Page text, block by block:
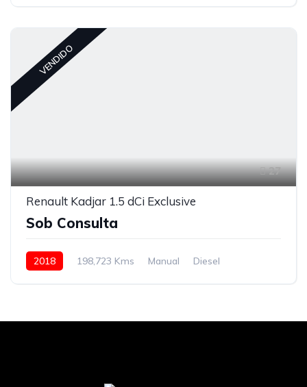
VENDIDO
27
Renault Kadjar 1.5 dCi Exclusive
Sob Consulta
2018 198,723 Kms Manual Diesel